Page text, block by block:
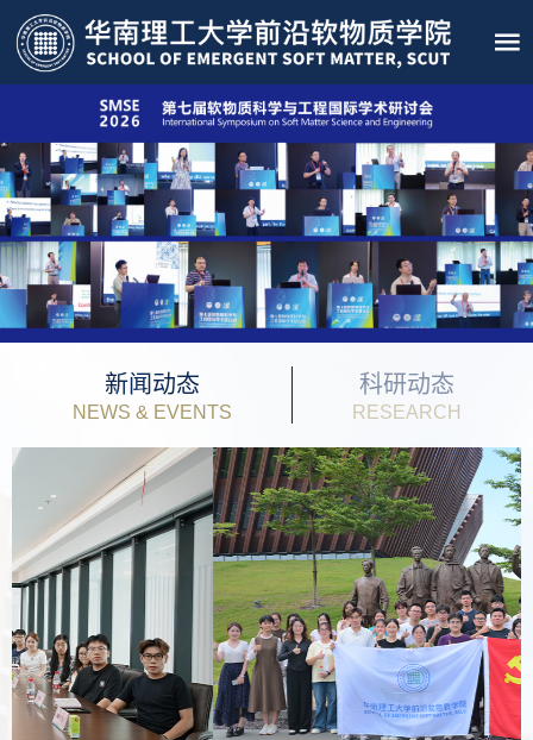
新闻动态
NEWS & EVENTS
科研动态
RESEARCH